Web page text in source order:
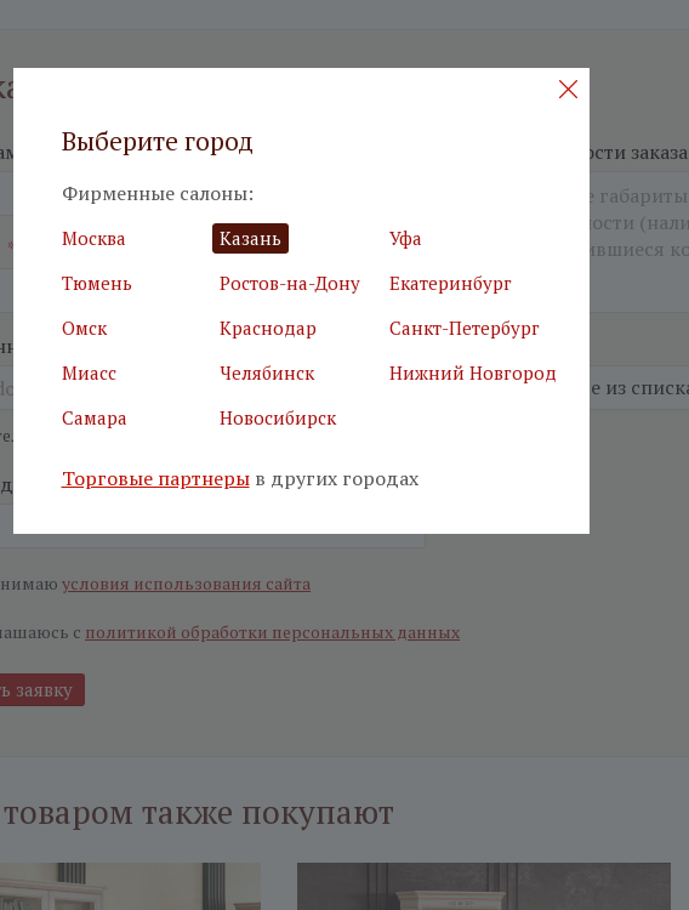
на бесплатный дизайн-проект
*
*
почта
Подробности заказа
Салон
поля
что вы не робот*
условия использования сайта
с политикой обработки персональных данных
также покупают
Выберите город
Фирменные салоны:
Москва Казань
Уфа
Тюмень
Ростов-на-Дону
Екатеринбург
Омск
Краснодар
Санкт-Петербург
Миасс
Челябинск
Нижний Новгород
Самара
Новосибирск
Торговые партнерыв других городах